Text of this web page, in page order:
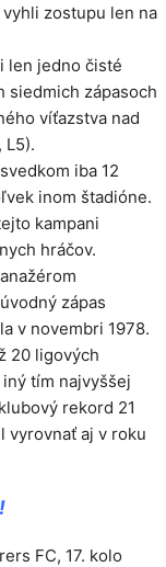
zostupu len na
len jedno čisté
siedmich zápasoch
víťazstva nad
L5).
iba 12
inom štadióne.
kampani
hráčov.
zápas
v novembri 1978.
20 ligových
tím najvyššej
rekord 21
vyrovnať aj v roku
FC, 17. kolo